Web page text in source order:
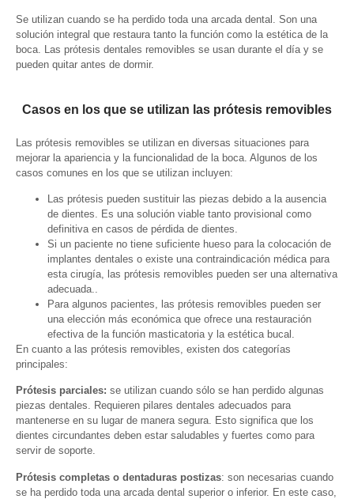
Se utilizan cuando se ha perdido toda una arcada dental. Son una
solución integral que restaura tanto la función como la estética de la
boca. Las prótesis dentales removibles se usan durante el día y se
pueden quitar antes de dormir.
Casos en los que se utilizan las prótesis removibles
Las prótesis removibles se utilizan en diversas situaciones para
mejorar la apariencia y la funcionalidad de la boca. Algunos de los
casos comunes en los que se utilizan incluyen:
Las prótesis pueden sustituir las piezas debido a la ausencia
de dientes. Es una solución viable tanto provisional como
definitiva en casos de pérdida de dientes.
Si un paciente no tiene suficiente hueso para la colocación de
implantes dentales o existe una contraindicación médica para
esta cirugía, las prótesis removibles pueden ser una alternativa
adecuada..
Para algunos pacientes, las prótesis removibles pueden ser
una elección más económica que ofrece una restauración
efectiva de la función masticatoria y la estética bucal.
En cuanto a las prótesis removibles, existen dos categorías
principales:
Prótesis parciales: se utilizan cuando sólo se han perdido algunas
piezas dentales. Requieren pilares dentales adecuados para
mantenerse en su lugar de manera segura. Esto significa que los
dientes circundantes deben estar saludables y fuertes como para
servir de soporte.
Prótesis completas o dentaduras postizas: son necesarias cuando
se ha perdido toda una arcada dental superior o inferior. En este caso,